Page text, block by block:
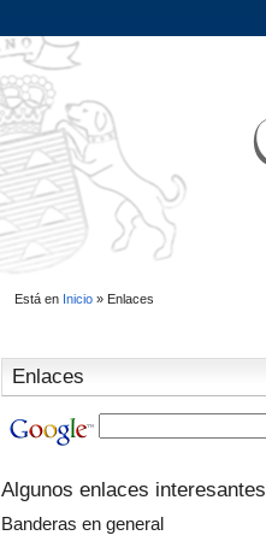
Está en Inicio» Enlaces
Enlaces
Algunos enlaces interesantes
Banderas en general